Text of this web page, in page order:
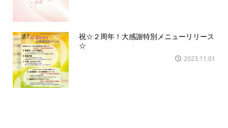
祝☆２周年！大感謝特別メニューリリース
☆
2023.11.01